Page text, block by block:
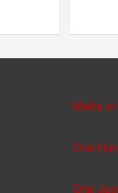
Malta
Orai
Orai